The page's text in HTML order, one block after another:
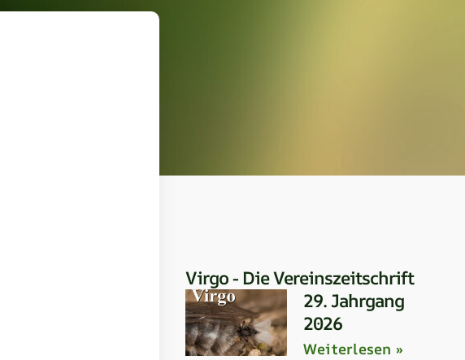
Virgo - Die Vereinszeitschrift
29. Jahrgang
2026
Weiterlesen »